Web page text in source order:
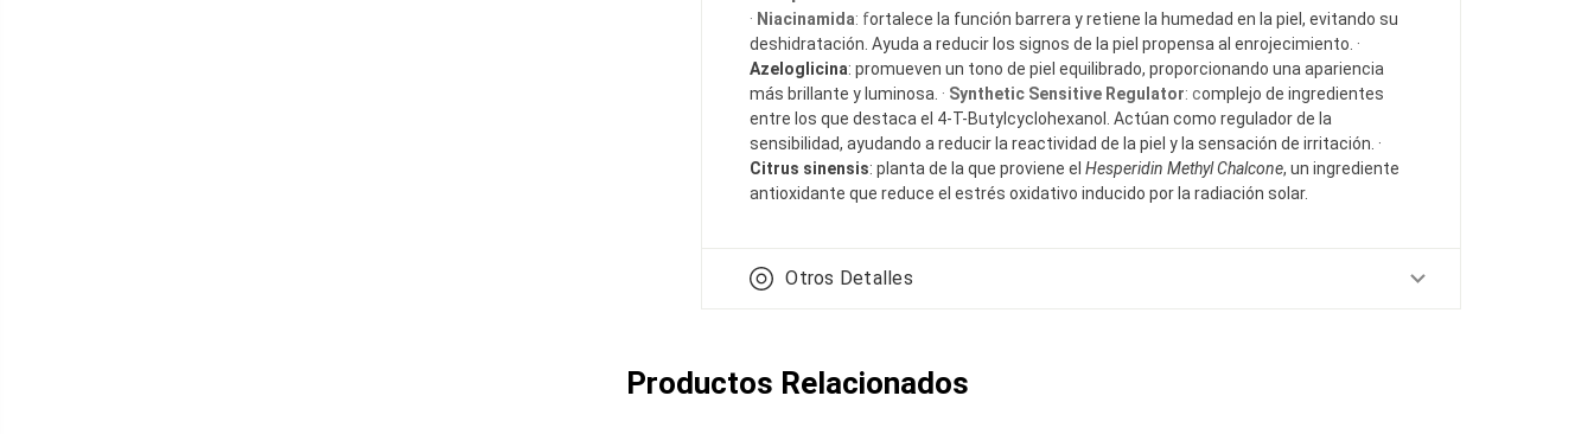
· Niacinamida: fortalece la función barrera y retiene la humedad en la piel, evitando su
deshidratación. Ayuda a reducir los signos de la piel propensa al enrojecimiento. ·
Azeloglicina: promueven un tono de piel equilibrado, proporcionando una apariencia
más brillante y luminosa. · Synthetic Sensitive Regulator: complejo de ingredientes
entre los que destaca el 4-T-Butylcyclohexanol. Actúan como regulador de la
sensibilidad, ayudando a reducir la reactividad de la piel y la sensación de irritación. ·
Citrus sinensis: planta de la que proviene elHesperidin Methyl Chalcone, un ingrediente
antioxidante que reduce el estrés oxidativo inducido por la radiación solar.
Otros Detalles
Productos Relacionados